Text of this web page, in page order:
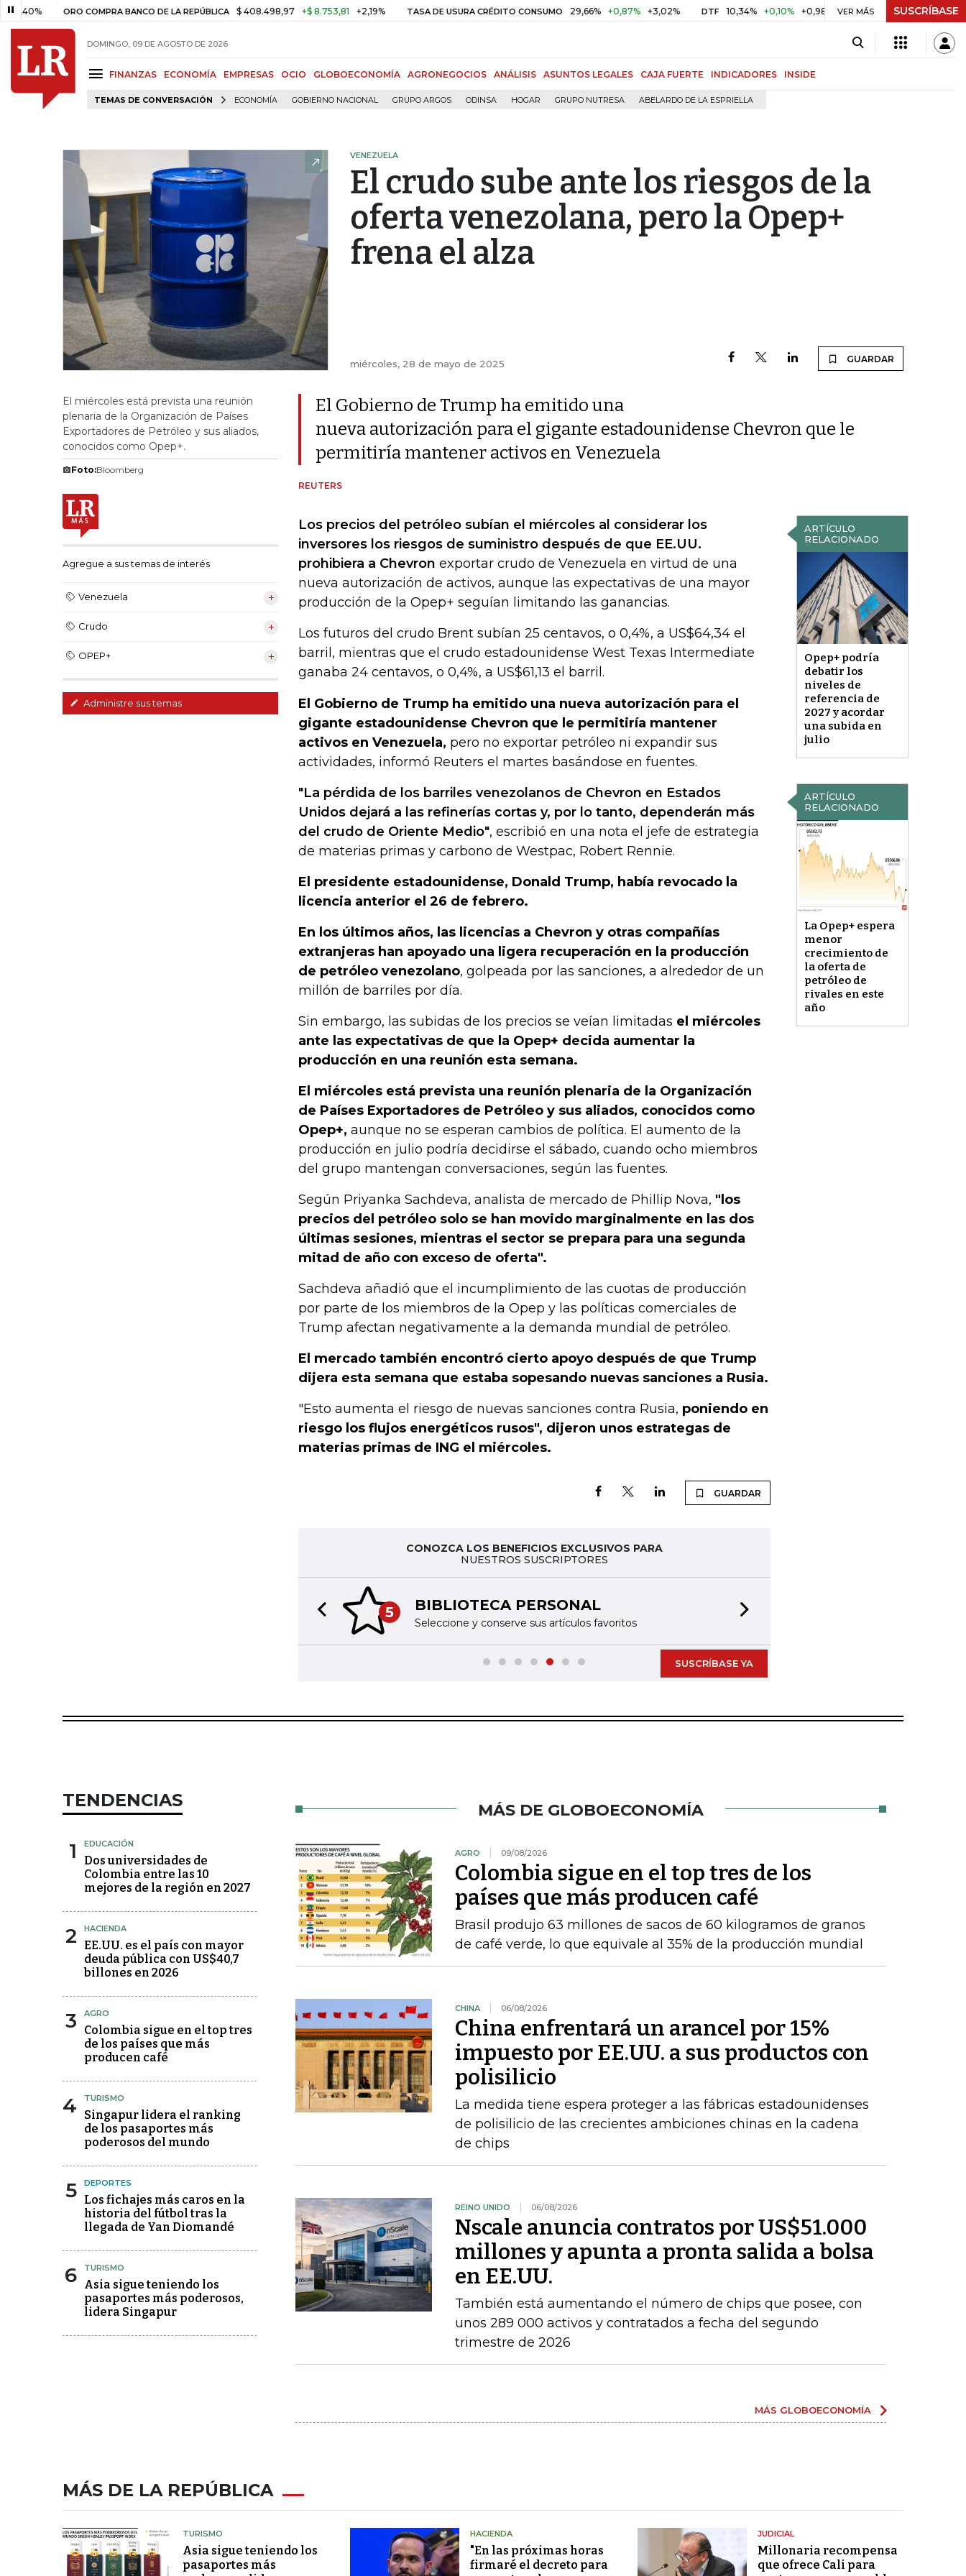
ORO COMPRA BANCO DE LA REPÚBLICA $ 408.498,97 +$ 8.753,81 +2,19% TASA DE USURA CRÉDITO CONSUMO 29,66% +0,87% +3,02% DTF 10,34% +0,10% +0,98% UVR $ 417,01 +$ 0,05 +0,01%
VER MÁS SUSCRÍBASE
DOMINGO, 09 DE AGOSTO DE 2026
FINANZAS ECONOMÍA EMPRESAS OCIO GLOBOECONOMÍA AGRONEGOCIOS ANÁLISIS ASUNTOS LEGALES CAJA FUERTE INDICADORES INSIDE
TEMAS DE CONVERSACIÓN ECONOMÍA GOBIERNO NACIONAL GRUPO ARGOS ODINSA HOGAR GRUPO NUTRESA ABELARDO DE LA ESPRIELLA
VENEZUELA
El crudo sube ante los riesgos de la
oferta venezolana, pero la Opep+
frena el alza
miércoles, 28 de mayo de 2025 GUARDAR
El miércoles está prevista una reunión
plenaria de la Organización de Países
Exportadores de Petróleo y sus aliados,
conocidos como Opep+.
Foto:Bloomberg
Agregue a sus temas de interés
Venezuela
Crudo
OPEP+
Administre sus temas
El Gobierno de Trump ha emitido una
nueva autorización para el gigante estadounidense Chevron que le
permitiría mantener activos en Venezuela
REUTERS
ARTÍCULO
RELACIONADO
Opep+ podría
debatir los
niveles de
referencia de
2027 y acordar
una subida en
julio
Los precios del petróleo subían el miércoles al considerar los
inversores los riesgos de suministro después de que EE.UU.
prohibiera a Chevron exportar crudo de Venezuela en virtud de una
nueva autorización de activos, aunque las expectativas de una mayor
producción de la Opep+ seguían limitando las ganancias.
Los futuros del crudo Brent subían 25 centavos, o 0,4%, a US$64,34 el
barril, mientras que el crudo estadounidense West Texas Intermediate
ganaba 24 centavos, o 0,4%, a US$61,13 el barril.
El Gobierno de Trump ha emitido una nueva autorización para el
gigante estadounidense Chevron que le permitiría mantener
activos en Venezuela, pero no exportar petróleo ni expandir sus
actividades, informó Reuters el martes basándose en fuentes.
ARTÍCULO
RELACIONADO
La Opep+ espera
menor
crecimiento de
la oferta de
petróleo de
rivales en este
año
"La pérdida de los barriles venezolanos de Chevron en Estados
Unidos dejará a las refinerías cortas y, por lo tanto, dependerán más
del crudo de Oriente Medio", escribió en una nota el jefe de estrategia
de materias primas y carbono de Westpac, Robert Rennie.
El presidente estadounidense, Donald Trump, había revocado la
licencia anterior el 26 de febrero.
En los últimos años, las licencias a Chevron y otras compañías
extranjeras han apoyado una ligera recuperación en la producción
de petróleo venezolano, golpeada por las sanciones, a alrededor de un
millón de barriles por día.
Sin embargo, las subidas de los precios se veían limitadas el miércoles
ante las expectativas de que la Opep+ decida aumentar la
producción en una reunión esta semana.
El miércoles está prevista una reunión plenaria de la Organización
de Países Exportadores de Petróleo y sus aliados, conocidos como
Opep+, aunque no se esperan cambios de política. El aumento de la
producción en julio podría decidirse el sábado, cuando ocho miembros
del grupo mantengan conversaciones, según las fuentes.
Según Priyanka Sachdeva, analista de mercado de Phillip Nova, "los
precios del petróleo solo se han movido marginalmente en las dos
últimas sesiones, mientras el sector se prepara para una segunda
mitad de año con exceso de oferta".
Sachdeva añadió que el incumplimiento de las cuotas de producción
por parte de los miembros de la Opep y las políticas comerciales de
Trump afectan negativamente a la demanda mundial de petróleo.
El mercado también encontró cierto apoyo después de que Trump
dijera esta semana que estaba sopesando nuevas sanciones a Rusia.
"Esto aumenta el riesgo de nuevas sanciones contra Rusia, poniendo en
riesgo los flujos energéticos rusos", dijeron unos estrategas de
materias primas de ING el miércoles.
GUARDAR
CONOZCA LOS BENEFICIOS EXCLUSIVOS PARA
NUESTROS SUSCRIPTORES
5 BIBLIOTECA PERSONAL
Seleccione y conserve sus artículos favoritos
Previous slide
SUSCRÍBASE YA
TENDENCIAS
1 EDUCACIÓN
Dos universidades de
Colombia entre las 10
mejores de la región en 2027
2 HACIENDA
EE.UU. es el país con mayor
deuda pública con US$40,7
billones en 2026
3 AGRO
Colombia sigue en el top tres
de los países que más
producen café
4 TURISMO
Singapur lidera el ranking
de los pasaportes más
poderosos del mundo
5 DEPORTES
Los fichajes más caros en la
historia del fútbol tras la
llegada de Yan Diomandé
6 TURISMO
Asia sigue teniendo los
pasaportes más poderosos,
lidera Singapur
MÁS DE GLOBOECONOMÍA
AGRO 09/08/2026
Colombia sigue en el top tres de los
países que más producen café
Brasil produjo 63 millones de sacos de 60 kilogramos de granos
de café verde, lo que equivale al 35% de la producción mundial
CHINA 06/08/2026
China enfrentará un arancel por 15%
impuesto por EE.UU. a sus productos con
polisilicio
La medida tiene espera proteger a las fábricas estadounidenses
de polisilicio de las crecientes ambiciones chinas en la cadena
de chips
REINO UNIDO 06/08/2026
Nscale anuncia contratos por US$51.000
millones y apunta a pronta salida a bolsa
en EE.UU.
También está aumentando el número de chips que posee, con
unos 289 000 activos y contratados a fecha del segundo
trimestre de 2026
MÁS GLOBOECONOMÍA
MÁS DE LA REPÚBLICA
TURISMO
Asia sigue teniendo los
pasaportes más
HACIENDA
"En las próximas horas
firmaré el decreto para
JUDICIAL
Millonaria recompensa
que ofrece Cali para